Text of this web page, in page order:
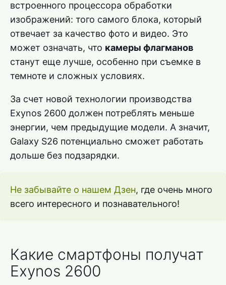
встроенного процессора обработки
изображений: того самого блока, который
отвечает за качество фото и видео. Это
может означать, что камеры флагманов
станут еще лучше, особенно при съемке в
темноте и сложных условиях.
За счет новой технологии производства
Exynos 2600 должен потреблять меньше
энергии, чем предыдущие модели. А значит,
Galaxy S26 потенциально сможет работать
дольше без подзарядки.
Не забывайте о нашем Дзен, где очень много
всего интересного и познавательного!
Какие смартфоны получат
Exynos 2600